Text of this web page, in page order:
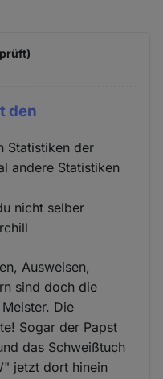
den
Statistiken der
andere Statistiken
nicht selber
Ausweisen,
sind doch die
Die
Sogar der Papst
das Schweißtuch
jetzt dort hinein